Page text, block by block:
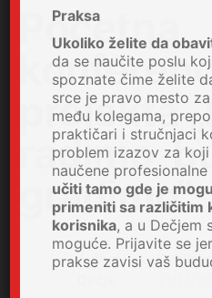
Početna
projekta
radimo,
gradimo“
Author
Praksa
Ukoliko želite da
da se naučite poslu
spoznate čime želite
srce je pravo mesto
među kolegama,
praktičari i stručnjaci
problem izazov za
naučene profesionalne
učiti tamo gde je
primeniti sa različitim
korisnika, a u Dečjem
moguće. Prijavite se
prakse zavisi vaš